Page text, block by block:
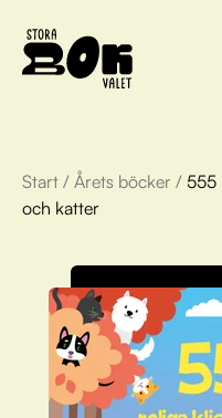
Årets
Om Stora
Olivia
Vinnare
Start / Årets böcker / 555
och katter